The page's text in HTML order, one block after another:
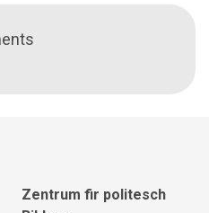
Zentrum fir politesch